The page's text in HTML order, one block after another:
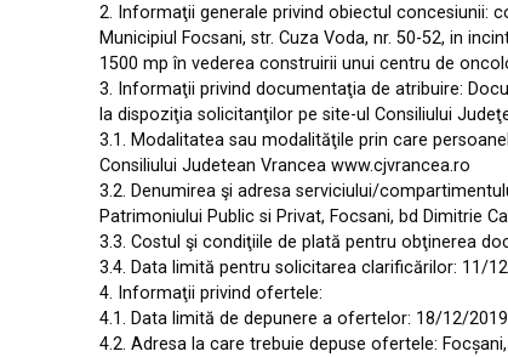
2. Informaţii generale privind obiectul concesiunii:
Municipiul Focsani, str. Cuza Voda, nr. 50-52, in
1500 mp în vederea construirii unui centru de
3. Informaţii privind documentaţia de atribuire:
la dispoziţia solicitanţilor pe site-ul Consiliului
3.1. Modalitatea sau modalităţile prin care
Consiliului Judetean Vrancea www.cjvrancea.ro
3.2. Denumirea şi adresa serviciului/
Patrimoniului Public si Privat, Focsani, bd Dimitrie
3.3. Costul şi condiţiile de plată pentru obţinerea
3.4. Data limită pentru solicitarea clarificărilor: 11/
4. Informaţii privind ofertele:
4.1. Data limită de depunere a ofertelor: 18/12/
4.2. Adresa la care trebuie depuse ofertele: